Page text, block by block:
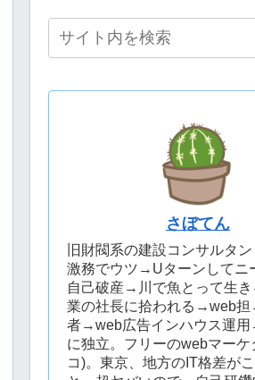
さぼてん
旧財閥系の建設コンサルタ
激務でウツ→Uターンして
自己破産→川で魚とって生
業の社長に拾われる→web
者→web広告インハウス運
に独立。フリーのwebマーケ
コ)。東京、地方のIT格差が